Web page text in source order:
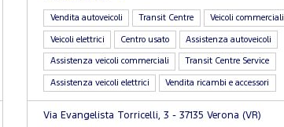
Vendita autoveicoli Transit Centre Veicoli commerciali
Veicoli elettrici Centro usato Assistenza autoveicoli
Assistenza veicoli commerciali Transit Centre Service
Assistenza veicoli elettrici Vendita ricambi e accessori
Via Evangelista Torricelli, 3 - 37135 Verona (VR)